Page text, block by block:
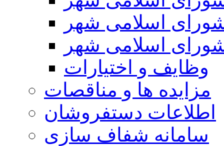
اسلامی شهر
اسلامی شهر
وظایف و اختیارات
مزایده ها و مناقصات
اطلاعات دستفروشان
سامانه شفاف سازی